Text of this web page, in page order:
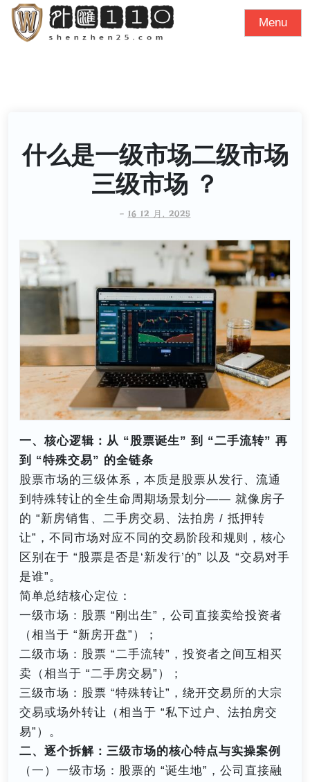
Menu
什么是一级市场二级市场
三级市场 ？
- 16 12 月, 2025
一、核心逻辑：从 “股票诞生” 到 “二手流转” 再
到 “特殊交易” 的全链条
股票市场的三级体系，本质是股票从发行、流通
到特殊转让的全生命周期场景划分—— 就像房子
的 “新房销售、二手房交易、法拍房 / 抵押转
让”，不同市场对应不同的交易阶段和规则，核心
区别在于 “股票是否是‘新发行’的” 以及 “交易对手
是谁”。
简单总结核心定位：
一级市场：股票 “刚出生”，公司直接卖给投资者
（相当于 “新房开盘”）；
二级市场：股票 “二手流转”，投资者之间互相买
卖（相当于 “二手房交易”）；
三级市场：股票 “特殊转让”，绕开交易所的大宗
交易或场外转让（相当于 “私下过户、法拍房交
易”）。
二、逐个拆解：三级市场的核心特点与实操案例
（一）一级市场：股票的 “诞生地”，公司直接融